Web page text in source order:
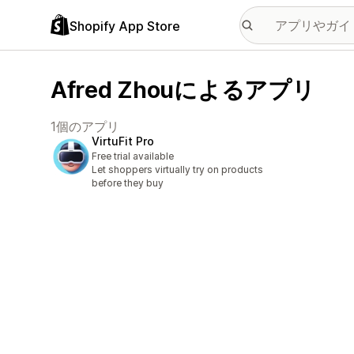
Shopify App Store
Afred Zhouによるアプリ
1個のアプリ
VirtuFit Pro
Free trial available
Let shoppers virtually try on products
before they buy